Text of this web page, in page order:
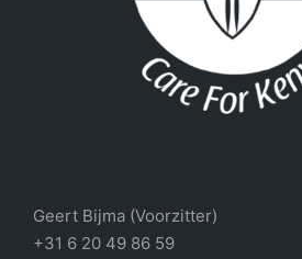
Geert Bijma (Voorzitter)
+31 6 20 49 86 59